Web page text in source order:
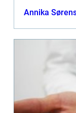
Annika